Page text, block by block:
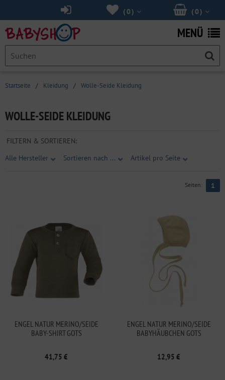
(0 )
(0 )
MENÜ
Startseite / Kleidung / Wolle-Seide Kleidung
WOLLE-SEIDE KLEIDUNG
FILTERN & SORTIEREN:
Alle Hersteller
Sortieren nach ... Artikel pro Seite
Seiten: 1
ENGEL NATUR MERINO/SEIDE
BABY-SHIRT GOTS
41,75 €
ENGEL NATUR MERINO/SEIDE
BABYHÄUBCHEN GOTS
12,95 €